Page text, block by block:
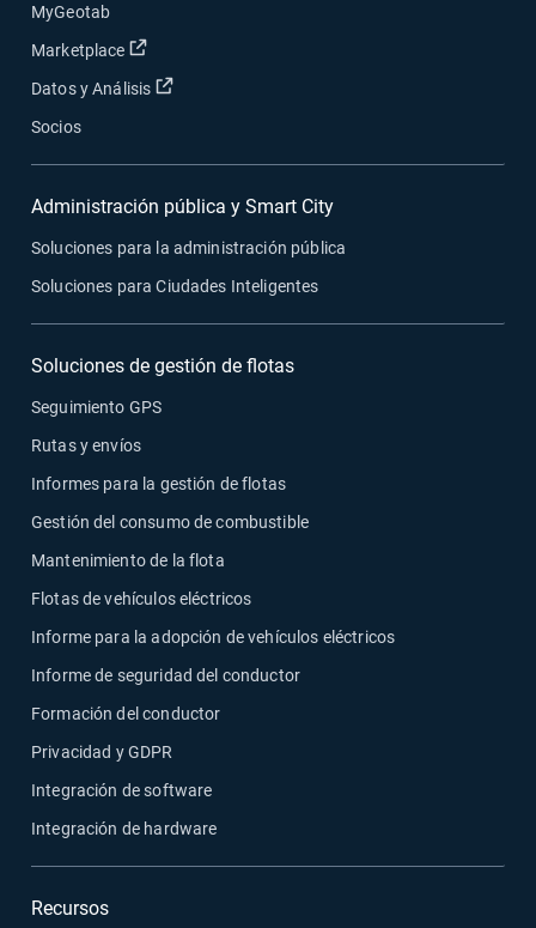
MyGeotab
Marketplace
Abrir en una nueva ventana
Datos y Análisis Abrir en una nueva ventana
Socios
Administración pública y Smart City
Soluciones para la administración pública
Soluciones para Ciudades Inteligentes
Soluciones de gestión de flotas
Seguimiento GPS
Rutas y envíos
Informes para la gestión de flotas
Gestión del consumo de combustible
Mantenimiento de la flota
Flotas de vehículos eléctricos
Informe para la adopción de vehículos eléctricos
Informe de seguridad del conductor
Formación del conductor
Privacidad y GDPR
Integración de software
Integración de hardware
Recursos